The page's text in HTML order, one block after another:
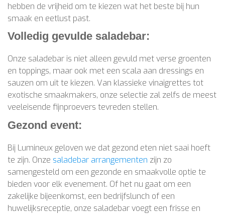
hebben de vrijheid om te kiezen wat het beste bij hun
smaak en eetlust past.
Volledig gevulde saladebar:
Onze saladebar is niet alleen gevuld met verse groenten
en toppings, maar ook met een scala aan dressings en
sauzen om uit te kiezen. Van klassieke vinaigrettes tot
exotische smaakmakers, onze selectie zal zelfs de meest
veeleisende fijnproevers tevreden stellen.
Gezond event:
Bij Lumineux geloven we dat gezond eten niet saai hoeft
te zijn. Onze saladebar arrangementen zijn zo
samengesteld om een gezonde en smaakvolle optie te
bieden voor elk evenement. Of het nu gaat om een
zakelijke bijeenkomst, een bedrijfslunch of een
huwelijksreceptie, onze saladebar voegt een frisse en